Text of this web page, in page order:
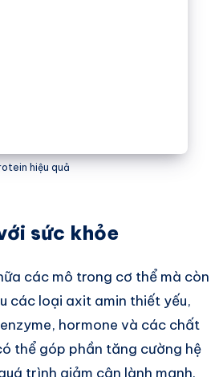
hiệu quả
sức khỏe
các mô trong cơ thể mà còn
các loại axit amin thiết yếu,
hormone và các chất
thể góp phần tăng cường hệ
trình giảm cân lành mạnh.